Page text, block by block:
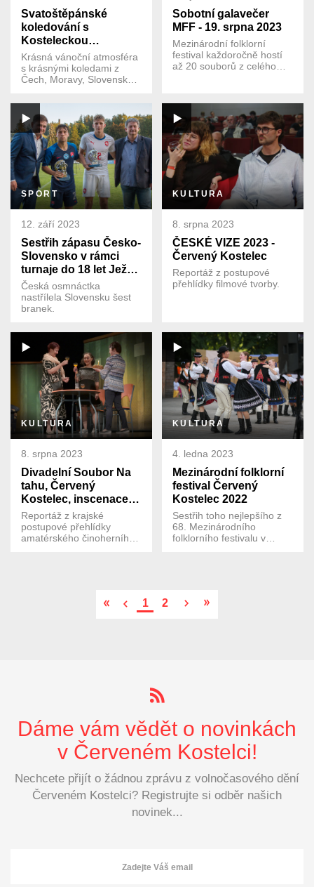
Svatoštěpánské
koledování s
Kosteleckou
cimbálovkou
Krásná vánoční atmosféra
s krásnými koledami z
Čech, Moravy, Slovenska v
cimbálovky.
Sobotní galavečer
MFF - 19. srpna 2023
Mezinárodní folklorní
festival každoročně hostí
až 20 souborů z celého
SPORT
12. září 2023
Sestřih zápasu Česko-
Slovensko v rámci
turnaje do 18 let Ježek
Cup
Česká osmnáctka
nastřílela Slovensku šest
branek.
KULTURA
8. srpna 2023
ČESKÉ VIZE 2023 -
Červený Kostelec
Reportáž z postupové
přehlídky filmové tvorby.
KULTURA
8. srpna 2023
Divadelní Soubor Na
tahu, Červený
Kostelec, inscenace
Králičí nora
Reportáž z krajské
postupové přehlídky
amatérského činoherního
KULTURA
4. ledna 2023
Mezinárodní folklorní
festival Červený
Kostelec 2022
Sestřih toho nejlepšího z
68. Mezinárodního
folklorního festivalu v
1 2
Dáme vám vědět o novinkách
v Červeném Kostelci!
Nechcete přijít o žádnou zprávu z volnočasového dění
Červeném Kostelci? Registrujte si odběr našich
novinek...